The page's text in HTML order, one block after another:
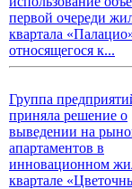
первой очереди
квартала
относящегося к...
Группа
приняла решение о
выведении на
апартаментов в
инновационном
квартале